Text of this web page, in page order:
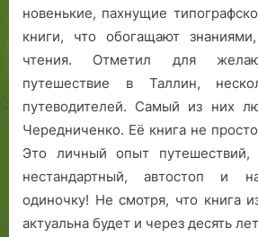
новенькие, пахнущие
книги, что обогащают
чтения. Отметил для
путешествие в Таллин,
путеводителей. Самый из них
Чередниченко. Её книга не
Это личный опыт
нестандартный, автостоп и
одиночку! Не смотря, что книга
актуальна будет и через десять